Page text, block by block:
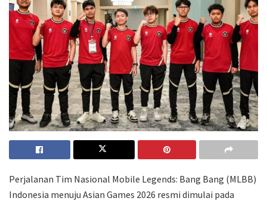
Perjalanan Tim Nasional Mobile Legends: Bang Bang (MLBB)
Indonesia menuju Asian Games 2026 resmi dimulai pada